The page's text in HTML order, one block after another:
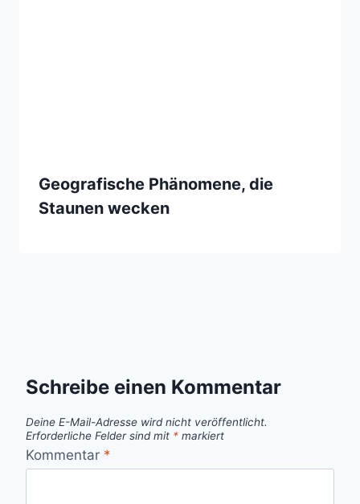
Geografische Phänomene, die
Staunen wecken
Schreibe einen Kommentar
Deine E-Mail-Adresse wird nicht veröffentlicht.
Erforderliche Felder sind mit * markiert
Kommentar *